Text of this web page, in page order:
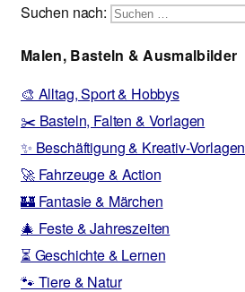
Suchen nach:
Malen, Basteln & Ausmalbilder
🎨 Alltag, Sport & Hobbys
✂️ Basteln, Falten & Vorlagen
✨ Beschäftigung & Kreativ-Vorlagen
🚀 Fahrzeuge & Action
🏰 Fantasie & Märchen
🎄 Feste & Jahreszeiten
⏳ Geschichte & Lernen
🐾 Tiere & Natur